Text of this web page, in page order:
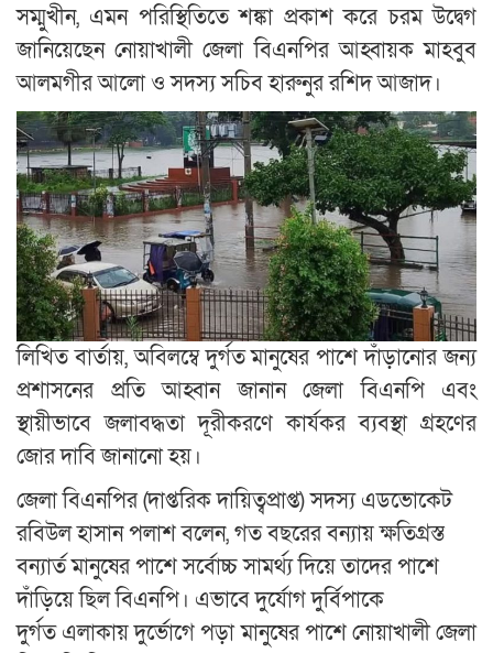
সম্মুখীন, এমন পরিস্থিতিতে শঙ্কা প্রকাশ করে চরম উদ্বেগ
জানিয়েছেন নোয়াখালী জেলা বিএনপির আহ্বায়ক মাহবুব
আলমগীর আলো ও সদস্য সচিব হারুনুর রশিদ আজাদ।
লিখিত বার্তায়, অবিলম্বে দুর্গত মানুষের পাশে দাঁড়ানোর জন্য
প্রশাসনের প্রতি আহ্বান জানান জেলা বিএনপি এবং
স্থায়ীভাবে জলাবদ্ধতা দূরীকরণে কার্যকর ব্যবস্থা গ্রহণের
জোর দাবি জানানো হয়।
জেলা বিএনপির (দাপ্তরিক দায়িত্বপ্রাপ্ত) সদস্য এডভোকেট
রবিউল হাসান পলাশ বলেন, গত বছরের বন্যায় ক্ষতিগ্রস্ত
বন্যার্ত মানুষের পাশে সর্বোচ্চ সামর্থ্য দিয়ে তাদের পাশে
দাঁড়িয়ে ছিল বিএনপি। এভাবে দুর্যোগ দুর্বিপাকে
দুর্গত এলাকায় দুর্ভোগে পড়া মানুষের পাশে নোয়াখালী জেলা